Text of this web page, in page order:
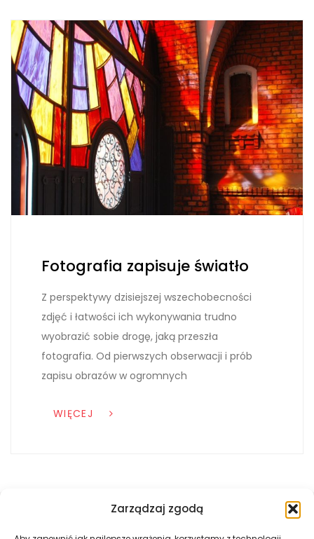
Zarządzaj zgodą
Fotografia zapisuje światło
Z perspektywy dzisiejszej wszechobecności
zdjęć i łatwości ich wykonywania trudno
wyobrazić sobie drogę, jaką przeszła
fotografia. Od pierwszych obserwacji i prób
zapisu obrazów w ogromnych
WIĘCEJ